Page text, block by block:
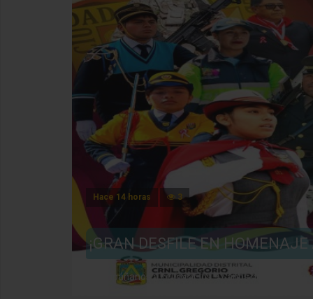
Hace 14 horas 3
¡GRAN DESFILE EN
Acompáñanos a celebrar los 97 años de